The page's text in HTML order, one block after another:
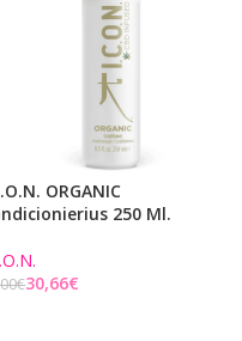
ORGANIC
250 Ml.
€30,66€